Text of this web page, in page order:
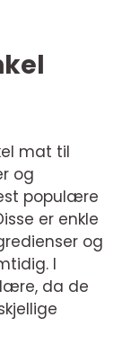
mat til
og
populære
er enkle
og
I
da de